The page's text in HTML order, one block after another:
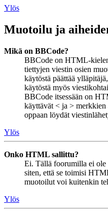
Ylös
Muotoilu ja
Mikä on BBCode?
BBCode on HTML-
tiettyjen viestin osien
käytöstä päättää
käytöstä myös
BBCode itsessään on
käyttävät < ja >
oppaan löydät
Ylös
Onko HTML sallittu?
Ei. Tällä foorumilla ei ole
siten, että se toimisi
muotoilut voi kuitenkin
Ylös